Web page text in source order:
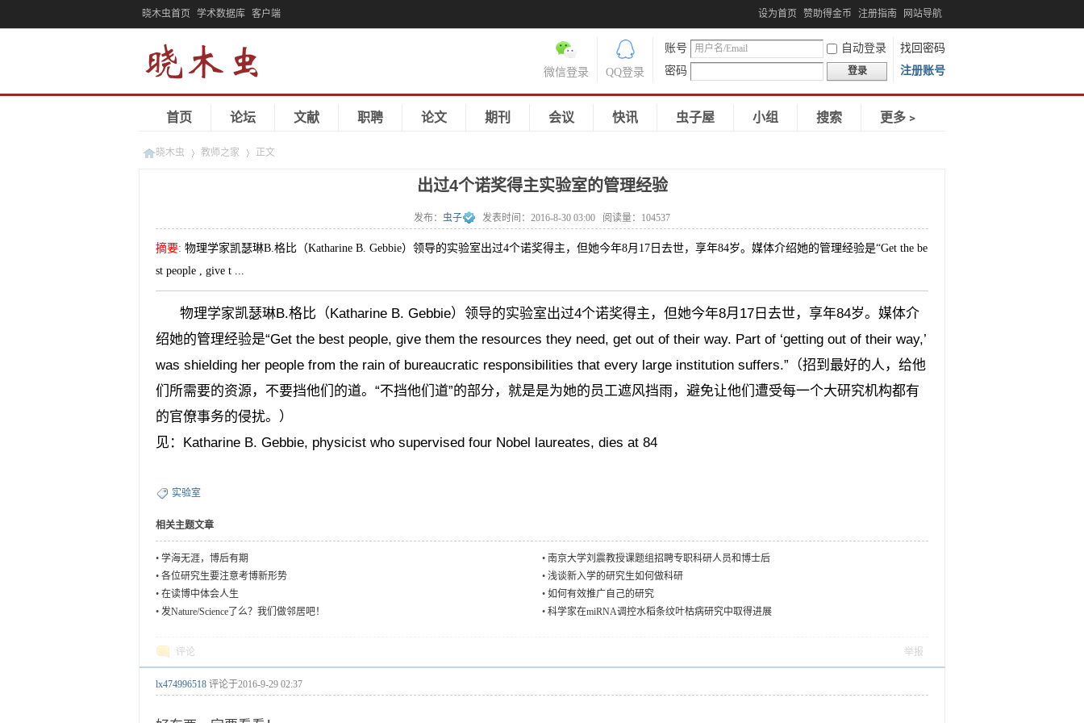
晓木虫首页 学术数据库 客户端 设为首页 赞助得金币 注册指南 网站导航
账号 自动登录
找回密码
密码
登录 注册账号
QQ登录
微信登录
首页 论坛 文献 职聘 论文 期刊 会议 快讯 虫子屋 小组 搜索 更多﹥
晓木虫 教师之家 正文
出过4个诺奖得主实验室的管理经验
发布： 虫子 发表时间： 2016-8-30 03:00 阅读量： 104537
摘要: 物理学家凯瑟琳B.格比（Katharine B. Gebbie）领导的实验室出过4个诺奖得主，但她今年8月17日去世，享年84岁。媒体介绍她的管理经验是“Get the be
st people , give t ...
物理学家凯瑟琳B.格比（Katharine B. Gebbie）领导的实验室出过4个诺奖得主，但她今年8月17日去世，享年84岁。媒体介
绍她的管理经验是“Get the best people, give them the resources they need, get out of their way. Part of ‘getting out of their way,’
was shielding her people from the rain of bureaucratic responsibilities that every large institution suffers.”（招到最好的人，给他
们所需要的资源，不要挡他们的道。“不挡他们道”的部分，就是是为她的员工遮风挡雨，避免让他们遭受每一个大研究机构都有
的官僚事务的侵扰。）
见：Katharine B. Gebbie, physicist who supervised four Nobel laureates, dies at 84
实验室
相关主题文章
• 学海无涯，博后有期 • 南京大学刘震教授课题组招聘专职科研人员和博士后
• 各位研究生要注意考博新形势 • 浅谈新入学的研究生如何做科研
• 在读博中体会人生 • 如何有效推广自己的研究
• 发Nature/Science了么？我们做邻居吧！ • 科学家在miRNA调控水稻条纹叶枯病研究中取得进展
评论 举报
lx474996518 评论于2016-9-29 02:37